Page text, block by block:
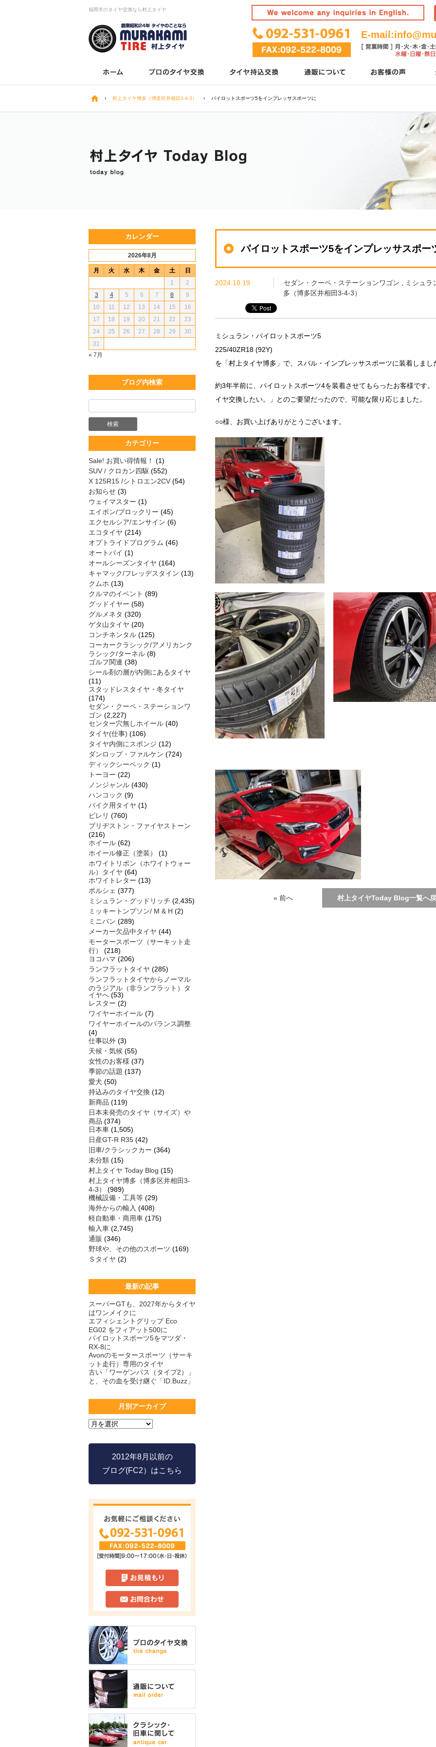
福岡市のタイヤ交換なら村上タイヤ
E-mail:
› 村上タイヤ博多（博多区井相田3-4-3） › パイロットスポーツ5をインプレッサスポーツに
パイロットスポーツ5をインプレッサスポー
2024.10.19 セダン・クーペ・ステーションワゴン ミシュラ
多（博多区井相田3-4-3）
ミシュラン・パイロットスポーツ5
225/40ZR18 (92Y)
を「村上タイヤ博多」で、スバル・インプレッサスポーツに装着しまし
約3年半前に、パイロットスポーツ4を装着させてもらったお客様です
イヤ交換したい。」とのご要望だったので、可能な限り応じました。
○○様、お買い上げありがとうございます。
« 前へ 村上タイヤToday Blog一覧へ
カレンダー
2026年8月
月 火 水 木 金 土 日
« 7月
1
2
3
4 5 6 7 8
9
10
11 12 13 14 15
16
17
18 19 20 21 22
23
24
25 26 27 28 29
30
31
ブログ内検索
カテゴリー
Sale! お買い得情報！
(1)
SUV / クロカン四駆 (552)
X 125R15 /シトロエン2CV (54)
お知らせ (3)
ウェイマスター (1)
エイボン/ブロックリー (45)
エクセルシア/エンサイン (6)
エコタイヤ (214)
オプトライドプログラム (46)
オートバイ (1)
オールシーズンタイヤ (164)
キャマック/フレッデスタイン (13)
クムホ (13)
クルマのイベント (89)
グッドイヤー (58)
グルメネタ (320)
ゲタ山タイヤ (20)
コンチネンタル (125)
コーカークラシック/アメリカンク
ラシック/ターネル (8)
ゴルフ関連 (38)
シール剤の層が内側にあるタイヤ
(11)
スタッドレスタイヤ・冬タイヤ
(174)
セダン・クーペ・ステーションワ
ゴン (2,227)
センター穴無しホイール (40)
タイヤ(仕事) (106)
タイヤ内側にスポンジ (12)
ダンロップ・ファルケン (724)
ディックシーペック (1)
トーヨー (22)
ノンジャンル (430)
ハンコック (9)
バイク用タイヤ (1)
ピレリ (760)
ブリヂストン・ファイヤストーン
(216)
ホイール (62)
ホイール修正（塗装）
(1)
ホワイトリボン（ホワイトウォー
ル）タイヤ (64)
ホワイトレター (13)
ポルシェ (377)
ミシュラン・グッドリッチ (2,435)
ミッキートンプソン/ M & H (2)
ミニバン (289)
メーカー欠品中タイヤ (44)
モータースポーツ（サーキット走
行）
(218)
ヨコハマ (206)
ランフラットタイヤ (285)
ランフラットタイヤからノーマル
のラジアル（非ランフラット）タ
イヤへ (53)
レスター (2)
ワイヤーホイール (7)
ワイヤーホイールのバランス調整
(4)
仕事以外 (3)
天候・気候 (55)
女性のお客様 (37)
季節の話題 (137)
愛犬 (50)
持込みのタイヤ交換 (12)
新商品 (119)
日本未発売のタイヤ（サイズ）や
商品 (374)
日本車 (1,505)
日産GT-R R35 (42)
旧車/クラシックカー (364)
未分類 (15)
村上タイヤ Today Blog (15)
村上タイヤ博多（博多区井相田3-
4-3）
(989)
機械設備・工具等 (29)
海外からの輸入 (408)
軽自動車・商用車 (175)
輸入車 (2,745)
通販 (346)
野球や、その他のスポーツ (169)
Ｓタイヤ (2)
最新の記事
スーパーGTも、2027年からタイヤ
はワンメイクに
エフィシェントグリップ Eco
EG02 をフィアット500に
パイロットスポーツ5をマツダ・
RX-8に
Avonのモータースポーツ（サーキ
ット走行）専用のタイヤ
古い「ワーゲンバス（タイプ2）」
と、その血を受け継ぐ「ID.Buzz」
月別アーカイブ
2012年8月以前の
ブログ(FC2）はこちら